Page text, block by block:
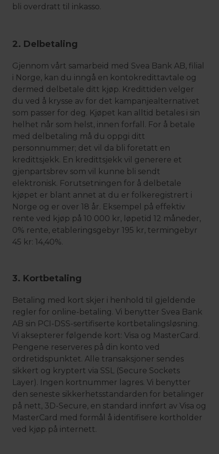
bli overdratt til inkasso.
2. Delbetaling
Gjennom vårt samarbeid med Svea Bank AB, filial
i Norge, kan du inngå en kontokredittavtale og
dermed delbetale ditt kjøp. Kredittiden velger
du ved å krysse av for det kampanjealternativet
som passer for deg. Kjøpet kan alltid betales i sin
helhet når som helst, innen forfall. For å betale
med delbetaling må du oppgi ditt
personnummer; det vil da bli foretatt en
kredittsjekk. En kredittsjekk vil generere et
gjenpartsbrev som vil kunne bli sendt
elektronisk. Forutsetningen for å delbetale
kjøpet er blant annet at du er folkeregistrert i
Norge og er over 18 år. Eksempel på effektiv
rente ved kjøp på 10 000 kr, løpetid 12 måneder,
0% rente, etableringsgebyr 195 kr, termingebyr
45 kr: 14,40%.
3. Kortbetaling
Betaling med kort skjer i henhold til gjeldende
regler for online-betaling. Vi benytter Svea Bank
AB sin PCI-DSS-sertifiserte kortbetalingsløsning.
Vi aksepterer følgende kort: Visa og MasterCard.
Pengene reserveres på din konto ved
ordretidspunktet. Alle transaksjoner sendes
sikkert og kryptert via SSL (Secure Sockets
Layer). Ingen kortnummer lagres. Vi benytter
den seneste sikkerhetsstandarden for betalinger
på nett, 3D-Secure, en standard innført av Visa og
MasterCard med formål å identifisere kortholder
ved kjøp på internett.